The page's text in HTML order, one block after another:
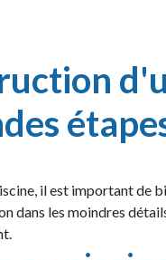
il est important de
dans les moindres